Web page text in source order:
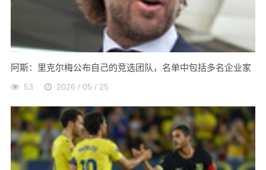
阿斯：里克尔梅公布自己的竞选团队，名单中包括多名企业家
53 2026 / 05 / 25